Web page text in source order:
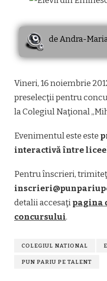
de Andra-
Vineri, 16 noiembrie
preselecţii pentru
la Colegiul Naţional
Evenimentul este este
interactivă între
Pentru înscrieri,
detalii accesaţipagina
concursului.
COLEGIUL NATIONAL
PUN PARIU PE TALENT